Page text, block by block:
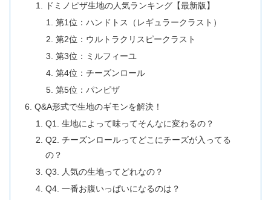
ドミノピザ生地の人気ランキング【最新版】
第1位：ハンドトス（レギュラークラスト）
第2位：ウルトラクリスピークラスト
第3位：ミルフィーユ
第4位：チーズンロール
第5位：パンピザ
Q&A形式で生地のギモンを解決！
Q1. 生地によって味ってそんなに変わるの？
Q2. チーズンロールってどこにチーズが入ってる
の？
Q3. 人気の生地ってどれなの？
Q4. 一番お腹いっぱいになるのは？